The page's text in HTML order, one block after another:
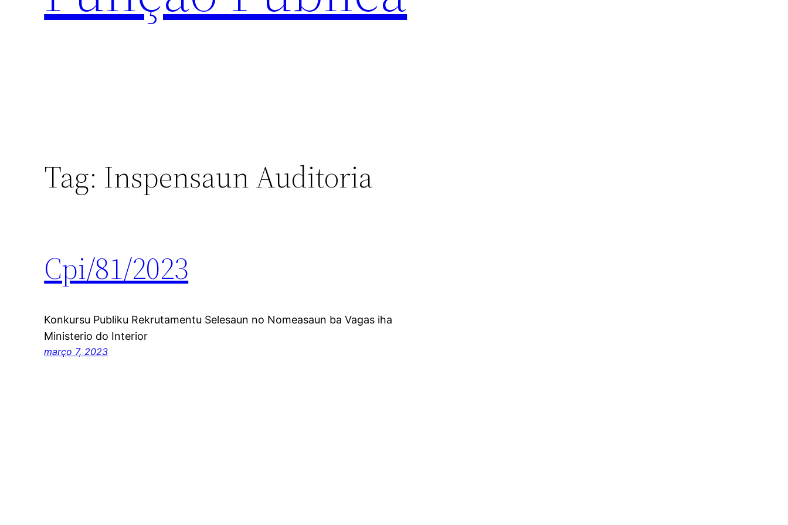
Tag: Inspensaun Auditoria
Cpi/81/2023
Konkursu Publiku Rekrutamentu Selesaun no Nomeasaun ba Vagas iha
Ministerio do Interior
março 7, 2023